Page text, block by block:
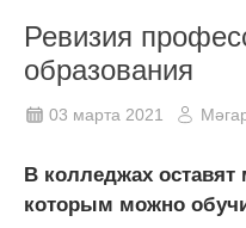
Ревизия
образования
03 марта 2021
В колледжах оставят
которым можно